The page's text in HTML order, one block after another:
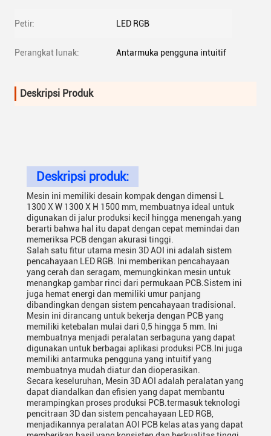
Petir: LED RGB
Perangkat lunak: Antarmuka pengguna intuitif
Deskripsi Produk
Deskripsi produk:
Mesin ini memiliki desain kompak dengan dimensi L
1300 X W 1300 X H 1500 mm, membuatnya ideal untuk
digunakan di jalur produksi kecil hingga menengah.yang
berarti bahwa hal itu dapat dengan cepat memindai dan
memeriksa PCB dengan akurasi tinggi.
Salah satu fitur utama mesin 3D AOI ini adalah sistem
pencahayaan LED RGB. Ini memberikan pencahayaan
yang cerah dan seragam, memungkinkan mesin untuk
menangkap gambar rinci dari permukaan PCB.Sistem ini
juga hemat energi dan memiliki umur panjang
dibandingkan dengan sistem pencahayaan tradisional.
Mesin ini dirancang untuk bekerja dengan PCB yang
memiliki ketebalan mulai dari 0,5 hingga 5 mm. Ini
membuatnya menjadi peralatan serbaguna yang dapat
digunakan untuk berbagai aplikasi produksi PCB.Ini juga
memiliki antarmuka pengguna yang intuitif yang
membuatnya mudah diatur dan dioperasikan.
Secara keseluruhan, Mesin 3D AOI adalah peralatan yang
dapat diandalkan dan efisien yang dapat membantu
merampingkan proses produksi PCB.termasuk teknologi
pencitraan 3D dan sistem pencahayaan LED RGB,
menjadikannya peralatan AOI PCB kelas atas yang dapat